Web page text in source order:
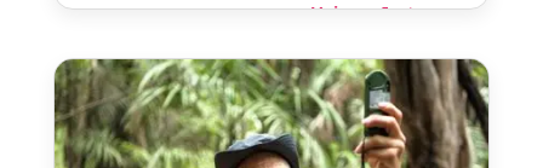
Voir sur Instagram